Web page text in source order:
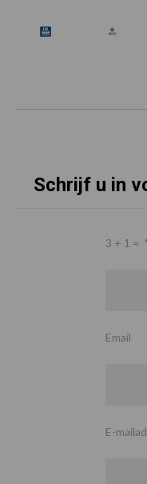
Schrijf u in
3 + 1 = *
Email
E-